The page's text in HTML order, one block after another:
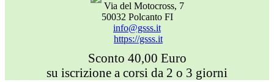
Via del Motocross, 7
50032 Polcanto FI
info@gsss.it
https://gsss.it
Sconto 40,00 Euro
su iscrizione a corsi da 2 o 3 giorni